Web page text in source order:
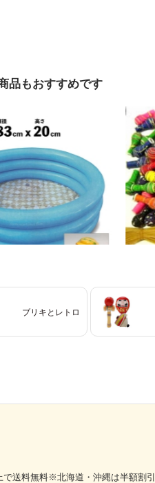
品もおすすめです
ブリキとレトロ
送料無料※北海道・沖縄は半額割引